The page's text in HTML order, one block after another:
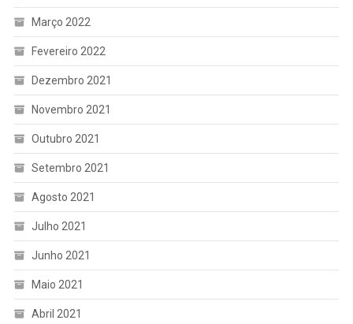
Março 2022
Fevereiro 2022
Dezembro 2021
Novembro 2021
Outubro 2021
Setembro 2021
Agosto 2021
Julho 2021
Junho 2021
Maio 2021
Abril 2021